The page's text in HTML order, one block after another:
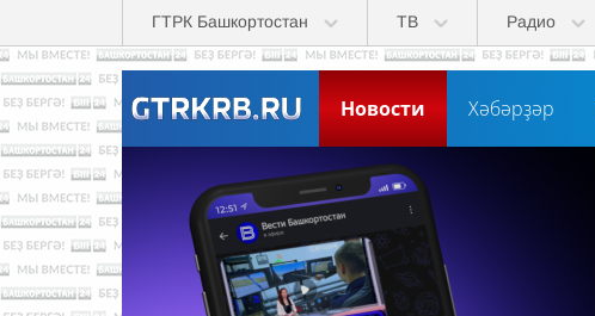
Перейти к основному содержанию
ГТРК Башкортостан ТВ Радио
Новости Хәбәрҙәр